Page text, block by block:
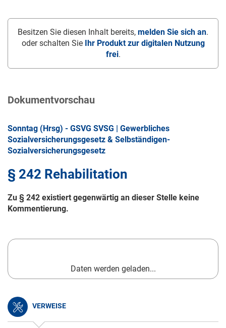
Besitzen Sie diesen Inhalt bereits, melden Sie sich an.
oder schalten Sie
Ihr Produkt zur digitalen Nutzung
frei.
Dokumentvorschau
Sonntag (Hrsg) - GSVG SVSG | Gewerbliches
Sozialversicherungsgesetz & Selbständigen-
Sozialversicherungsgesetz
§ 242 Rehabilitation
Zu § 242 existiert gegenwärtig an dieser Stelle keine
Kommentierung.
Daten werden geladen...
VERWEISE